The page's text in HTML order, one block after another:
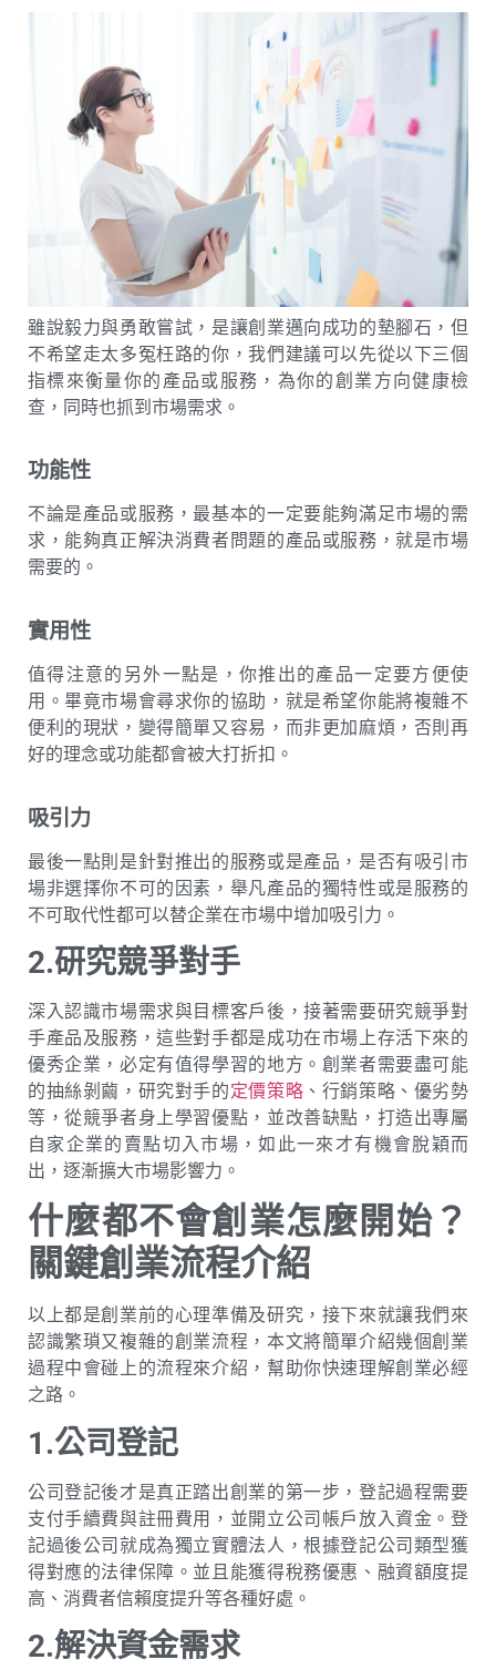
雖說毅力與勇敢嘗試，是讓創業邁向成功的墊腳石，但
不希望走太多冤枉路的你，我們建議可以先從以下三個
指標來衡量你的產品或服務，為你的創業方向健康檢
查，同時也抓到市場需求。
功能性
不論是產品或服務，最基本的一定要能夠滿足市場的需
求，能夠真正解決消費者問題的產品或服務，就是市場
需要的。
實用性
值得注意的另外一點是，你推出的產品一定要方便使
用。畢竟市場會尋求你的協助，就是希望你能將複雜不
便利的現狀，變得簡單又容易，而非更加麻煩，否則再
好的理念或功能都會被大打折扣。
吸引力
最後一點則是針對推出的服務或是產品，是否有吸引市
場非選擇你不可的因素，舉凡產品的獨特性或是服務的
不可取代性都可以替企業在市場中增加吸引力。
2.研究競爭對手
深入認識市場需求與目標客戶後，接著需要研究競爭對
手產品及服務，這些對手都是成功在市場上存活下來的
優秀企業，必定有值得學習的地方。創業者需要盡可能
的抽絲剝繭，研究對手的定價策略 、行銷策略、優劣勢
等，從競爭者身上學習優點，並改善缺點，打造出專屬
自家企業的賣點切入市場，如此一來才有機會脫穎而
出，逐漸擴大市場影響力。
什麼都不會創業怎麼開始？
關鍵創業流程介紹
以上都是創業前的心理準備及研究，接下來就讓我們來
認識繁瑣又複雜的創業流程，本文將簡單介紹幾個創業
過程中會碰上的流程來介紹，幫助你快速理解創業必經
之路。
1.公司登記
公司登記後才是真正踏出創業的第一步，登記過程需要
支付手續費與註冊費用，並開立公司帳戶放入資金。登
記過後公司就成為獨立實體法人，根據登記公司類型獲
得對應的法律保障。並且能獲得稅務優惠、融資額度提
高、消費者信賴度提升等各種好處。
2.解決資金需求